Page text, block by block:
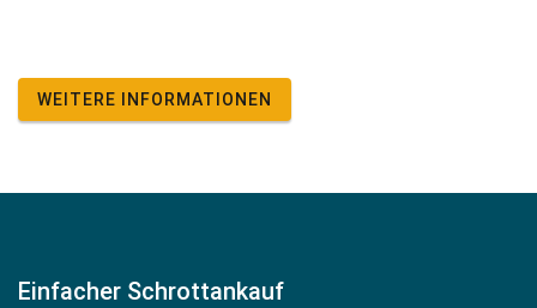
WEITERE INFORMATIONEN
Einfacher Schrottankauf